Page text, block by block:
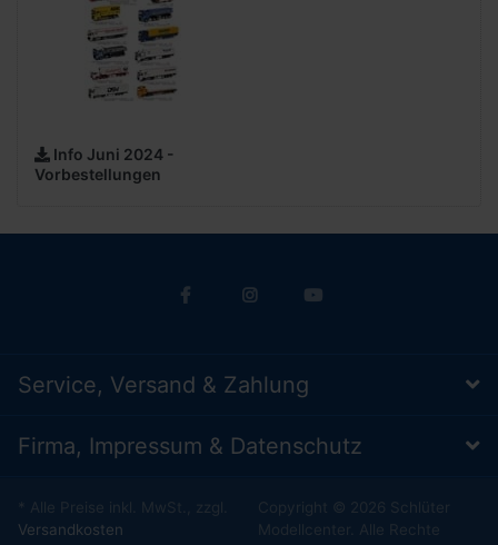
Info Juni 2024 -
Vorbestellungen
Service, Versand & Zahlung
Firma, Impressum & Datenschutz
* Alle Preise inkl. MwSt., zzgl.
Versandkosten
Copyright © 2026 Schlüter
Modellcenter. Alle Rechte